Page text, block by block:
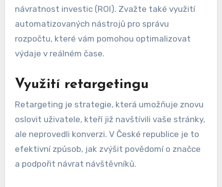
návratnost investic (ROI). Zvažte také využití
automatizovaných nástrojů pro správu
rozpočtu, které vám pomohou optimalizovat
výdaje v reálném čase.
Využití retargetingu
Retargeting je strategie, která umožňuje znovu
oslovit uživatele, kteří již navštívili vaše stránky,
ale neprovedli konverzi. V České republice je to
efektivní způsob, jak zvýšit povědomí o značce
a podpořit návrat návštěvníků.